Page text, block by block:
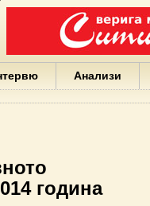
Варна
България
Портних
Facebook
ЕС
Борисов
Европа
Йорданов
българи
вода
Анализи
година